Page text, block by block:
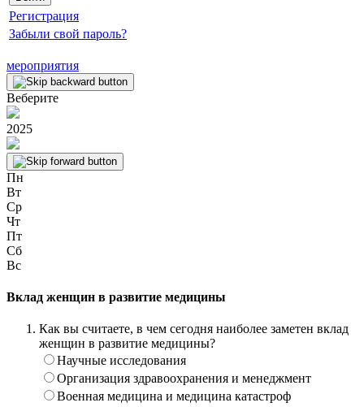
Регистрация
Забыли свой пароль?
мероприятия
Веберите
2025
Пн
Вт
Ср
Чт
Пт
Сб
Вс
Вклад женщин в развитие медицины
Как вы считаете, в чем сегодня наиболее заметен вклад
женщин в развитие медицины?
Научные исследования
Организация здравоохранения и менеджмент
Военная медицина и медицина катастроф